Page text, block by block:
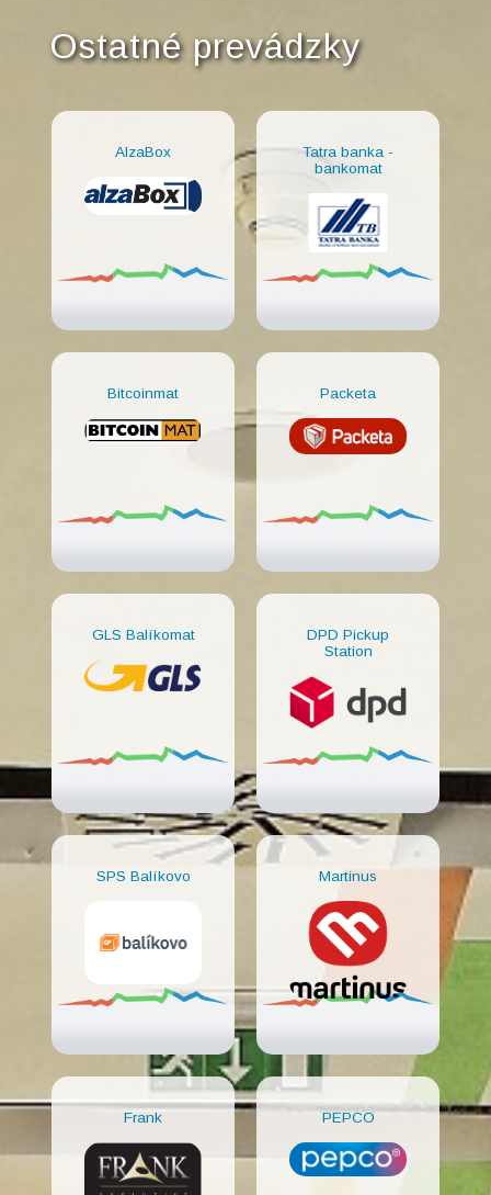
Ostatné prevádzky
AlzaBox
Tatra banka -
bankomat
Bitcoinmat Packeta
GLS Balíkomat
DPD Pickup
Station
SPS Balíkovo Martinus
Frank PEPCO